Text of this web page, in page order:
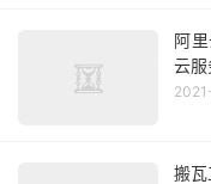
阿
云
搬